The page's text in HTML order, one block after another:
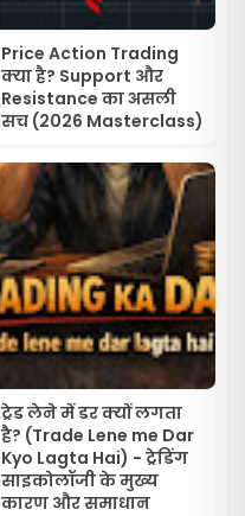
Price Action Trading
क्या है? Support और
Resistance का असली
सच (2026 Masterclass)
ट्रेड लेने में डर क्यों लगता
है? (Trade Lene me Dar
Kyo Lagta Hai) - ट्रेडिंग
साइकोलॉजी के मुख्य
कारण और समाधान